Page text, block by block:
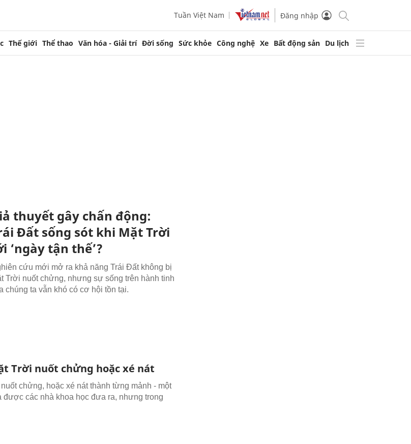
Tuần Việt Nam Đăng nhập
Thế giới Thể thao Văn hóa - Giải trí Đời sống Sức khỏe Công nghệ Xe Bất động sản Du lịch
thuyết gây chấn động:
Đất sống sót khi Mặt Trời
‘ngày tận thế’?
cứu mới mở ra khả năng Trái Đất không bị
Trời nuốt chửng, nhưng sự sống trên hành tinh
chúng ta vẫn khó có cơ hội tồn tại.
Trời nuốt chửng hoặc xé nát
chửng, hoặc xé nát thành từng mảnh - một
được các nhà khoa học đưa ra, nhưng trong